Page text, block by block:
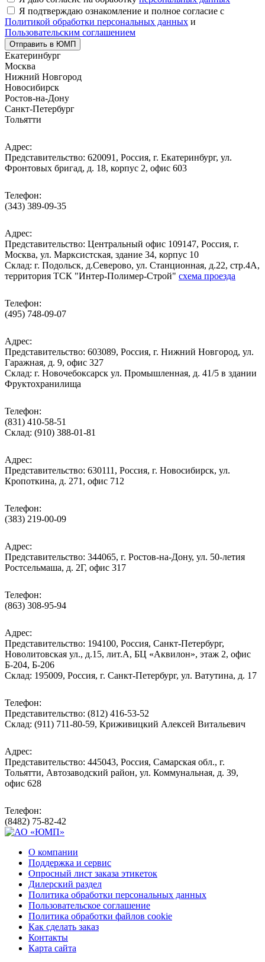
Я подтверждаю ознакомление и полное согласие с
Политикой обработки персональных данных и
Пользовательским соглашением
Отправить в ЮМП
Екатеринбург
Москва
Нижний Новгород
Новосибирск
Ростов-на-Дону
Санкт-Петербург
Тольятти
Адрес:
Представительство: 620091, Россия, г. Екатеринбург, ул.
Фронтовых бригад, д. 18, корпус 2, офис 603
Телефон:
(343) 389-09-35
Адрес:
Представительство: Центральный офис 109147, Россия, г.
Москва, ул. Марксистская, здание 34, корпус 10
Cклад: г. Подольск, д.Северово, ул. Станционная, д.22, стр.4А,
территория ТСК "Интер-Полимер-Строй" схема проезда
Телефон:
(495) 748-09-07
Адрес:
Представительство: 603089, Россия, г. Нижний Новгород, ул.
Гаражная, д. 9, офис 327
Склад: г. Новочебоксарск ул. Промышленная, д. 41/5 в здании
Фруктохранилища
Телефон:
(831) 410-58-51
Склад: (910) 388-01-81
Адрес:
Представительство: 630111, Россия, г. Новосибирск, ул.
Кропоткина, д. 271, офис 712
Телефон:
(383) 219-00-09
Адрес:
Представительство: 344065, г. Ростов-на-Дону, ул. 50-летия
Ростсельмаша, д. 2Г, офис 317
Телефон:
(863) 308-95-94
Адрес:
Представительство: 194100, Россия, Санкт-Петербург,
Новолитовская ул., д.15, лит.А, БЦ «Аквилон», этаж 2, офис
Б-204, Б-206
Склад: 195009, Россия, г. Санкт-Петербург, ул. Ватутина, д. 17
Телефон:
Представительство: (812) 416-53-52
Склад: (911) 711-80-59, Криживицкий Алексей Витальевич
Адрес:
Представительство: 445043, Россия, Самарская обл., г.
Тольятти, Автозаводский район, ул. Коммунальная, д. 39,
офис 628
Телефон:
(8482) 75-82-42
О компании
Поддержка и сервис
Опросный лист заказа этикеток
Дилерский раздел
Политика обработки персональных данных
Пользовательское соглашение
Политика обработки файлов cookie
Как сделать заказ
Контакты
Карта сайта